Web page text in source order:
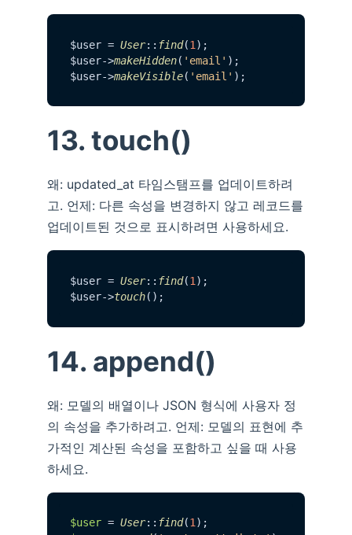
$user = User:: find(1 );
$user->makeHidden( 'email' );
$user->makeVisible( 'email'
13. touch()
왜: updated_at 타임스탬프를 업데이트하려
고. 언제: 다른 속성을 변경하지 않고 레코드를
업데이트된 것으로 표시하려면 사용하세요.
$user = User:: find(1 );
$user->touch
14. append()
왜: 모델의 배열이나 JSON 형식에 사용자 정
의 속성을 추가하려고. 언제: 모델의 표현에 추
가적인 계산된 속성을 포함하고 싶을 때 사용
하세요.
$user = User:: find(1